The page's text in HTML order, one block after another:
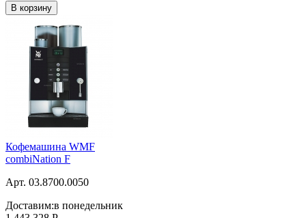
В корзину
Кофемашина WMF
combiNation F
Арт. 03.8700.0050
Доставим:в понедельник